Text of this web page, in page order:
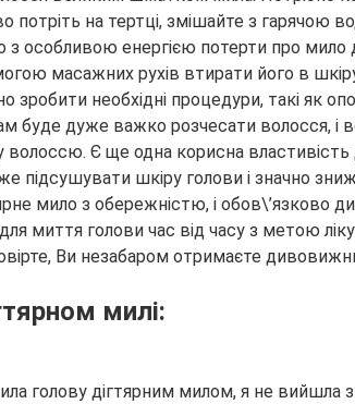
потріть на тертці, змішайте з
особливою енергією потерти про мило
масажних рухів втирати його в
зробити необхідні процедури, такі як
буде дуже важко розчесати волосся,
Є ще одна корисна
підсушувати шкіру голови і значно
мило з обережністю, і обов\’язково
миття голови час від часу з метою
Ви незабаром отримаєте
милі:
голову дігтярним милом, я не вийшла